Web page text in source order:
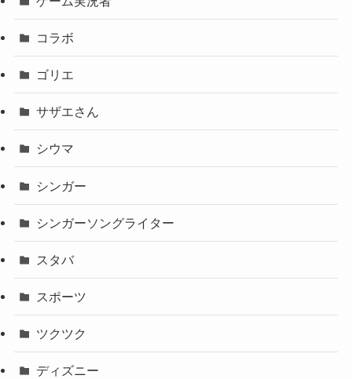
コラボ
ゴリエ
サザエさん
シウマ
シンガー
シンガーソングライター
スタバ
スポーツ
ツクツク
ディズニー